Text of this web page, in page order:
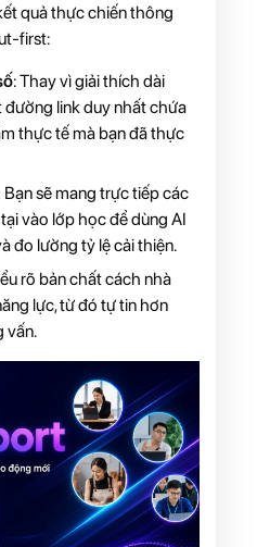
quả thực chiến thông
first:
: Thay vì giải thích dài
đường link duy nhất chứa
thực tế mà bạn đã thực
Bạn sẽ mang trực tiếp các
vào lớp học để dùng AI
đo lường tỷ lệ cải thiện.
rõ bản chất cách nhà
lực, từ đó tự tin hơn
vấn.